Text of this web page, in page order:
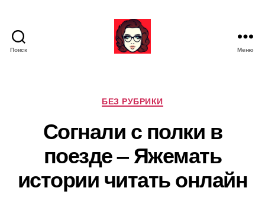
Поиск
М
а
т
ь
Меню
Р
у
б
р
и
к
и
БЕЗ РУБРИКИ
Согнали с полки в
поезде – Яжемать
истории читать онлайн